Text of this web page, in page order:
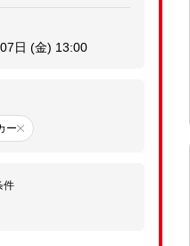
日 (金) 13:00
ー
件